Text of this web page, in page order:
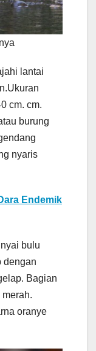
lantai
cm. cm.
burung
nyaris
Endemik
bulu
dengan
Bagian
oranye